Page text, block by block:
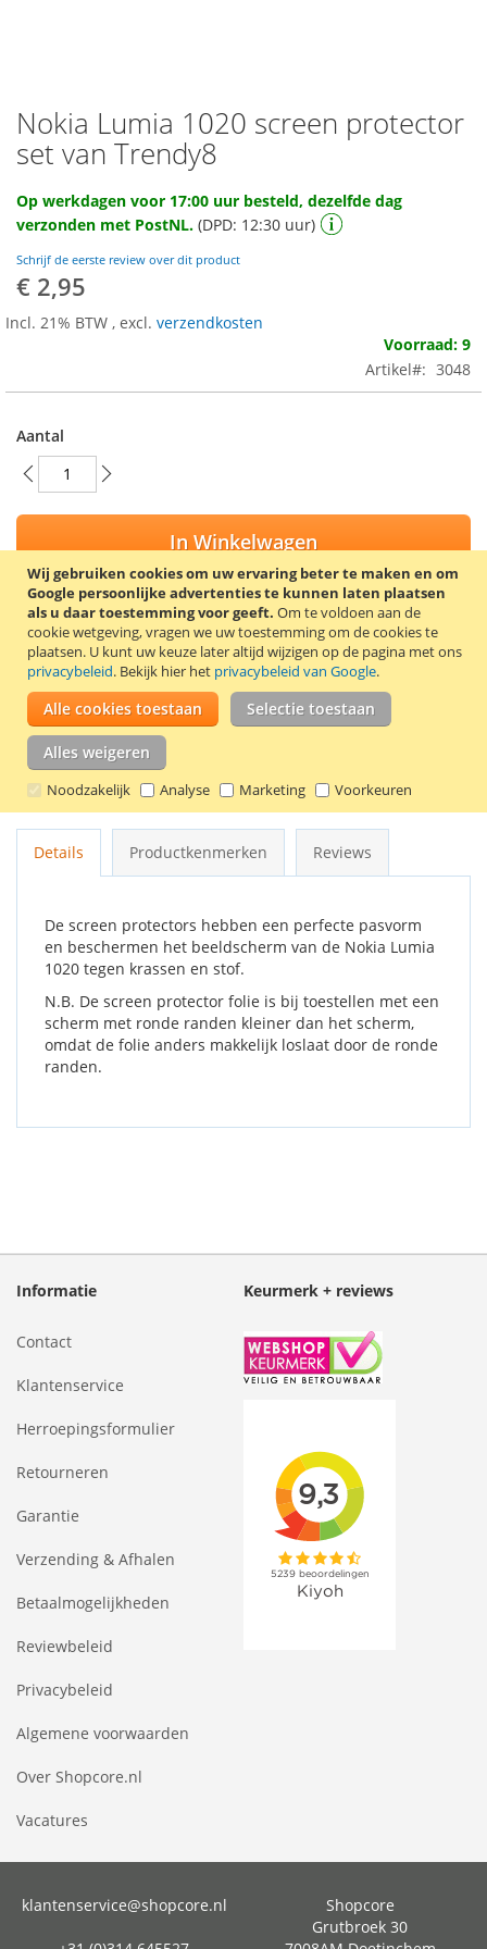
Wij gebruiken cookies om uw ervaring beter te maken en om
Google persoonlijke advertenties te kunnen laten plaatsen
als u daar toestemming voor geeft. Om te voldoen aan de
cookie wetgeving, vragen we uw toestemming om de cookies te
plaatsen. U kunt uw keuze later altijd wijzigen op de pagina met ons
privacybeleid. Bekijk hier het privacybeleid van Google.
Alle cookies toestaan Selectie toestaan
Alles weigeren
Noodzakelijk Analyse Marketing Voorkeuren
Ga
naar
het
van
de
gallerij
Nokia Lumia 1020 screen protector
set van Trendy8
Op werkdagen voor 17:00 uur besteld, dezelfde dag
verzonden met PostNL. (DPD: 12:30 uur)
Schrijf de eerste review over dit product
€ 2,95
Incl. 21% BTW , excl. verzendkosten
Voorraad: 9
Artikel
3048
Aantal
In Winkelwagen
VOEG TOE AAN VERLANGLIJST
TOEVOEGEN OM TE VERGELIJKEN
Trendy8 screen protector set voor de Nokia Lumia 1020. De
set bevat 2 screen protectors, een schoonmaakdoekje en een
kaartje om luchtbellen onder de screen protector te
verwijderen.
Details Productkenmerken Reviews
De screen protectors hebben een perfecte pasvorm
en beschermen het beeldscherm van de Nokia Lumia
1020 tegen krassen en stof.
N.B. De screen protector folie is bij toestellen met een
scherm met ronde randen kleiner dan het scherm,
omdat de folie anders makkelijk loslaat door de ronde
randen.
Informatie
Contact
Klantenservice
Herroepingsformulier
Retourneren
Garantie
Verzending & Afhalen
Betaalmogelijkheden
Reviewbeleid
Privacybeleid
Algemene voorwaarden
Over Shopcore.nl
Vacatures
Keurmerk + reviews
klantenservice@shopcore.nl
Shopcore
Grutbroek 30